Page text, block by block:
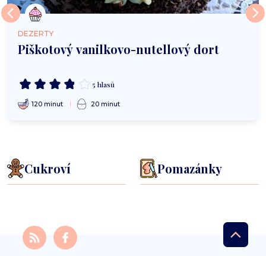
DEZERTY
Piškotový vanilkovo-nutellový dort
5 hlasů
120 minut 20 minut
Cukroví Pomazánky